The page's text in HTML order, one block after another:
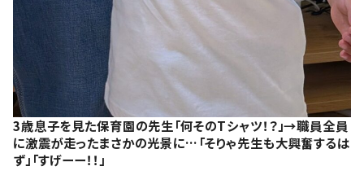
3歳息子を見た保育園の先生「何そのTシャツ！？」→職員全員
に激震が走ったまさかの光景に…「そりゃ先生も大興奮するは
ず」「すげーー！！」